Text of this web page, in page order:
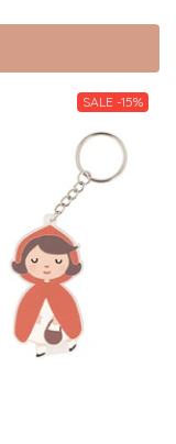
SALE -15%